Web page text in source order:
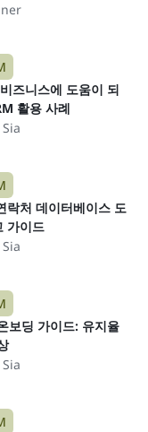
즈니스에 도움이 되
활용 사례
락처 데이터베이스 도
가이드
보딩 가이드: 유지율